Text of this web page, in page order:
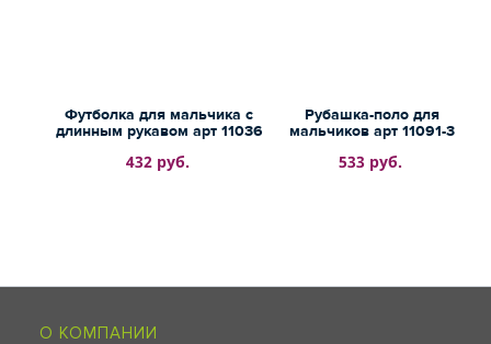
Футболка для мальчика с
длинным рукавом арт 11036
432 руб.
Рубашка-поло для
мальчиков арт 11091-3
533 руб.
О КОМПАНИИ